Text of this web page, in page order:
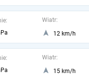
Wiatr:
12 km/h
Wiatr:
15 km/h